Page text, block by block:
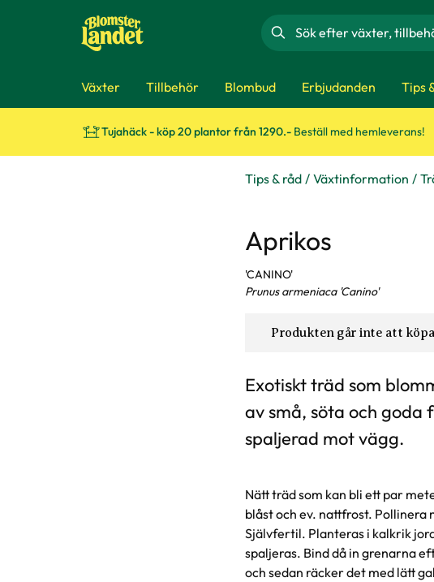
Sök
Växter Tillbehör Blombud Erbjudanden Tips
Tujahäck - köp 20 plantor från 1290.- Beställ med hemleverans!
Tips & råd Växtinformation
Aprikos
'CANINO'
Prunus armeniaca 'Canino'
Produkten går inte att
Exotiskt träd som
av små, söta och
spaljerad mot vägg.
Nätt träd som kan bli ett par
blåst och ev. nattfrost. Pollinera
Självfertil. Planteras i kalkrik
spaljeras. Bind då in grenarna
och sedan räcker det med lätt